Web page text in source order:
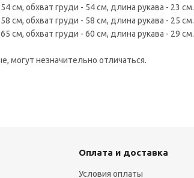
см, обхват груди - 54 см, длина рукава - 23 см.
см, обхват груди - 58 см, длина рукава - 25 см.
см, обхват груди - 60 см, длина рукава - 29 см.
могут незначительно отличаться.
Оплата и доставка
Условия оплаты